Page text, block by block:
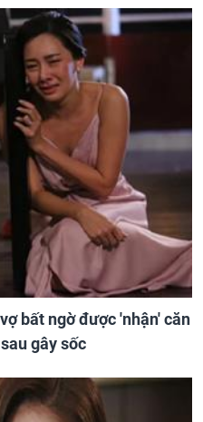
bất ngờ được 'nhận' căn
gây sốc